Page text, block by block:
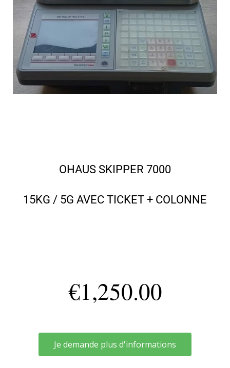
OHAUS SKIPPER 7000
15KG / 5G AVEC TICKET + COLONNE
€1,250.00
Je demande plus d'informations